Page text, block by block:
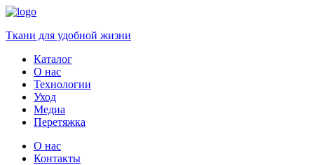
Ткани для удобной жизни
Каталог
О нас
Технологии
Уход
Медиа
Перетяжка
О нас
Контакты